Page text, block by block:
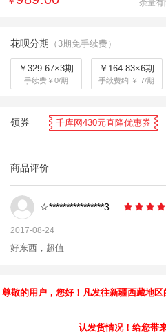
余量有
花呗分期 （3期免手续费）
￥329.67×3期
手续费￥0/期
￥164.83×6期
手续费约 ￥ 7/期
领券 千库网430元直降优惠券
商品评价
☆****************3
2017-08-24
好东西，超值
尊敬的用户，您好！凡发往新疆西藏地
认发货情况！ 给您带